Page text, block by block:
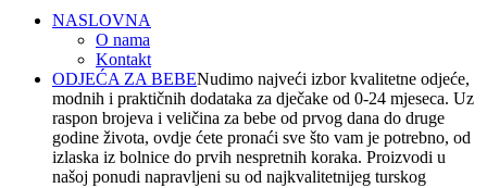
NASLOVNA
O nama
Kontakt
ODJEĆA ZA BEBENudimo najveći izbor kvalitetne odjeće,
modnih i praktičnih dodataka za dječake od 0-24 mjeseca. Uz
raspon brojeva i veličina za bebe od prvog dana do druge
godine života, ovdje ćete pronaći sve što vam je potrebno, od
izlaska iz bolnice do prvih nespretnih koraka. Proizvodi u
našoj ponudi napravljeni su od najkvalitetnijeg turskog